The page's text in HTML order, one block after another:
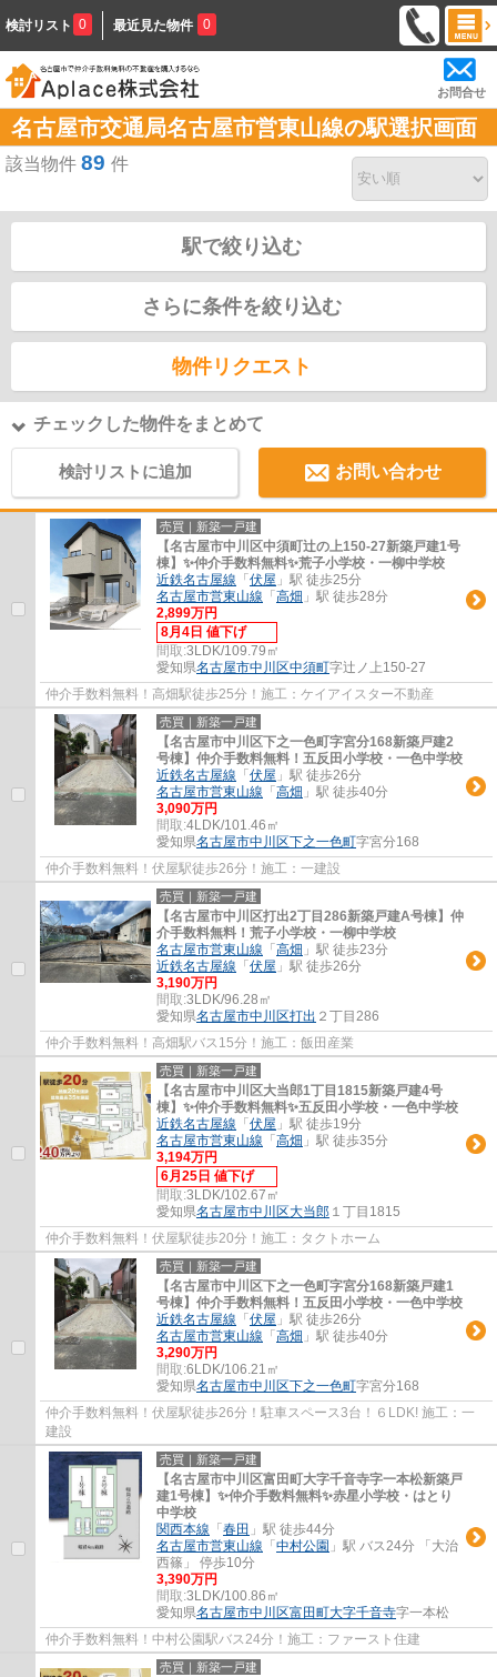
検討リスト 0 最近見た物件 0
お問合せ
名古屋市交通局名古屋市営東山線の駅選択画面
該当物件 89 件
駅で絞り込む
さらに条件を絞り込む
物件リクエスト
チェックした物件をまとめて
検討リストに追加 お問い合わせ
売買｜新築一戸建
【名古屋市中川区中須町辻の上150-27新築戸建1号
棟】✨️仲介手数料無料✨️荒子小学校・一柳中学校
近鉄名古屋線 「 伏屋 」駅 徒歩25分
名古屋市営東山線 「 高畑 」駅 徒歩28分
2,899万円
8月4日 値下げ
間取:3LDK/109.79㎡
愛知県名古屋市中川区中須町字辻ノ上150-27
仲介手数料無料！高畑駅徒歩25分！施工：ケイアイスター不動産
売買｜新築一戸建
【名古屋市中川区下之一色町字宮分168新築戸建2
号棟】仲介手数料無料！五反田小学校・一色中学校
近鉄名古屋線 「 伏屋 」駅 徒歩26分
名古屋市営東山線 「 高畑 」駅 徒歩40分
3,090万円
間取:4LDK/101.46㎡
愛知県名古屋市中川区下之一色町字宮分168
仲介手数料無料！伏屋駅徒歩26分！施工：一建設
売買｜新築一戸建
【名古屋市中川区打出2丁目286新築戸建A号棟】仲
介手数料無料！荒子小学校・一柳中学校
名古屋市営東山線 「 高畑 」駅 徒歩23分
近鉄名古屋線 「 伏屋 」駅 徒歩26分
3,190万円
間取:3LDK/96.28㎡
愛知県名古屋市中川区打出 ２丁目286
仲介手数料無料！高畑駅バス15分！施工：飯田産業
売買｜新築一戸建
【名古屋市中川区大当郎1丁目1815新築戸建4号
棟】✨️仲介手数料無料✨️五反田小学校・一色中学校
近鉄名古屋線 「 伏屋 」駅 徒歩19分
名古屋市営東山線 「 高畑 」駅 徒歩35分
3,194万円
6月25日 値下げ
間取:3LDK/102.67㎡
愛知県名古屋市中川区大当郎 １丁目1815
仲介手数料無料！伏屋駅徒歩20分！施工：タクトホーム
売買｜新築一戸建
【名古屋市中川区下之一色町字宮分168新築戸建1
号棟】仲介手数料無料！五反田小学校・一色中学校
近鉄名古屋線 「 伏屋 」駅 徒歩26分
名古屋市営東山線 「 高畑 」駅 徒歩40分
3,290万円
間取:6LDK/106.21㎡
愛知県名古屋市中川区下之一色町字宮分168
仲介手数料無料！伏屋駅徒歩26分！駐車スペース3台！６LDK! 施工：一
建設
売買｜新築一戸建
【名古屋市中川区富田町大字千音寺字一本松新築戸
建1号棟】✨️仲介手数料無料✨️赤星小学校・はとり
中学校
関西本線 「 春田 」駅 徒歩44分
名古屋市営東山線 「 中村公園 」駅 バス24分 「大治
西篠」 停歩10分
3,390万円
間取:3LDK/100.86㎡
愛知県名古屋市中川区富田町大字千音寺字一本松
仲介手数料無料！中村公園駅バス24分！施工：ファースト住建
売買｜新築一戸建